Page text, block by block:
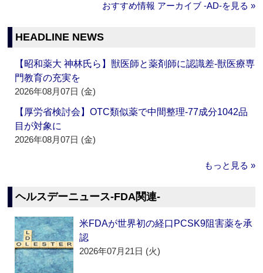
おすすめ情報 アーカイブ ‐AD‐を見る »
HEADLINE NEWS
【昭和薬大 神林氏ら】獣医師と薬剤師に認識差‐獣医療専
門教育の充実を
2026年08月07日 (金)
【厚労省検討会】OTC類似薬で中間整理‐77成分1042品
目が対象に
2026年08月07日 (金)
もっと見る »
ヘルスデーニュース‐FDA関連‐
米FDAが世界初の経口PCSK9阻害薬を承
認
2026年07月21日 (火)